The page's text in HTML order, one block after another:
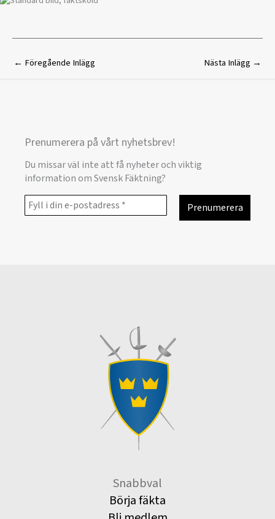
← Föregående Inlägg Nästa Inlägg →
Prenumerera på vårt nyhetsbrev!
Du missar väl inte att få nyheter och viktig
information om Svensk Fäktning?
Snabbval
Börja fäkta